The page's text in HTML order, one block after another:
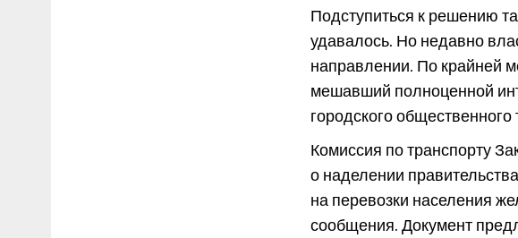
Подступиться к решению
удавалось. Но недавно
направлении. По крайней
мешавший полноценной
городского
Комиссия по транспорту
о наделении
на перевозки населения
сообщения. Документ